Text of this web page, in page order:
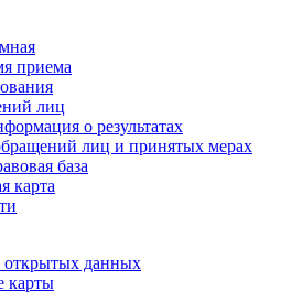
приема
лиц
о результатах
лиц и принятых мерах
база
карта
открытых данных
карты